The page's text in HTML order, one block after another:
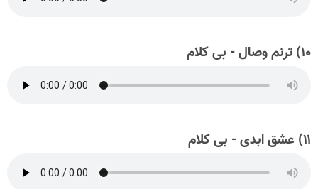
۱۰) ترنم وصال - بی کلام
۱۱) عشق ابدی - بی کلام